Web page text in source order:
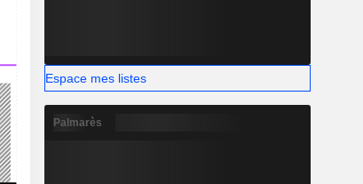
Espace mes listes
Palmarès